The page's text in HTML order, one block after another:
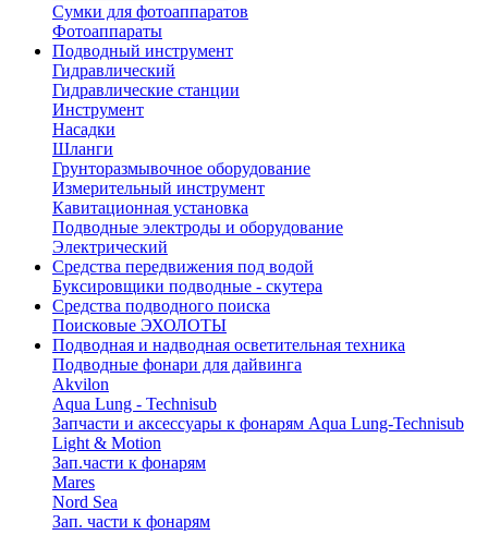
Сумки для фотоаппаратов
Фотоаппараты
Подводный инструмент
Гидравлический
Гидравлические станции
Инструмент
Насадки
Шланги
Грунторазмывочное оборудование
Измерительный инструмент
Кавитационная установка
Подводные электроды и оборудование
Электрический
Средства передвижения под водой
Буксировщики подводные - скутера
Средства подводного поиска
Поисковые ЭХОЛОТЫ
Подводная и надводная осветительная техника
Подводные фонари для дайвинга
Akvilon
Aqua Lung - Technisub
Запчасти и аксессуары к фонарям Aqua Lung-Technisub
Light & Motion
Зап.части к фонарям
Mares
Nord Sea
Зап. части к фонарям